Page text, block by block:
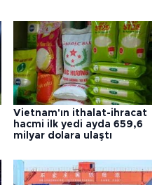
Vietnam'ın ithalat-ihracat
hacmi ilk yedi ayda 659,6
milyar dolara ulaştı